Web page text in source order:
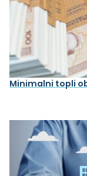
Minimalni topli